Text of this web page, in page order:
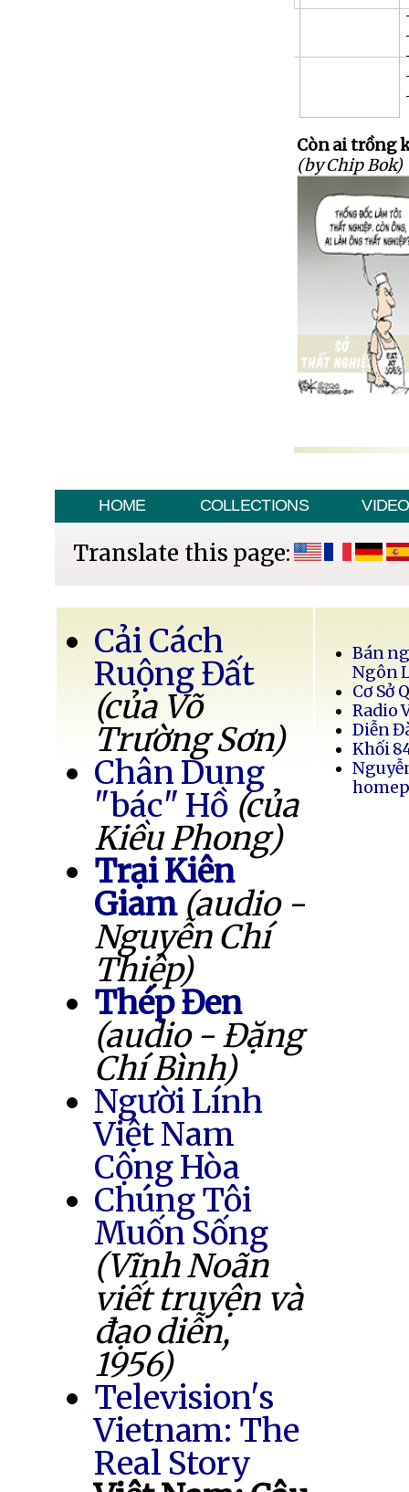
Còn ai trồng
(by Chip Bok)
HOME COLLECTIONS VIDEO
Translate this page:
Cải Cách
Ruộng Đất
(của Võ
Trường Sơn)
Chân Dung
"bác" Hồ (của
Kiều Phong)
Trại Kiên
Giam (audio -
Nguyễn Chí
Thiệp)
Thép Đen
(audio - Đặng
Chí Bình)
Người Lính
Việt Nam
Cộng Hòa
Chúng Tôi
Muốn Sống
(Vĩnh Noãn
viết truyện và
đạo diễn,
1956)
Television's
Vietnam: The
Real Story
Bán
Ngôn
Cơ Sở
Radio
Diễn
Khối